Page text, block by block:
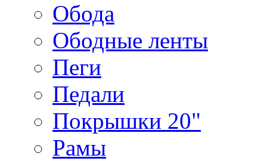
Обода
Ободные ленты
Пеги
Педали
Покрышки 20"
Рамы